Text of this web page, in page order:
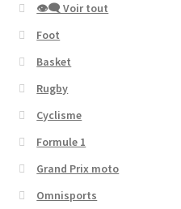
👁‍🗨 Voir tout
Foot
Basket
Rugby
Cyclisme
Formule 1
Grand Prix moto
Omnisports